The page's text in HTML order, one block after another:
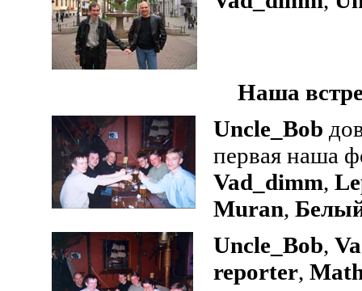
Наша
Uncle_Bob
первая наша
Vad_dimm,
Muran,
Uncle_Bob,
reporter,